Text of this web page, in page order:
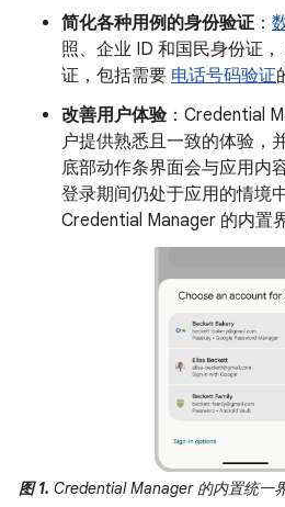
简化各种用例的身份验证：
照、企业 ID 和国民身份证
证，包括需要 电话号码验证
改善用户体验：Credential
户提供熟悉且一致的体验，
底部动作条界面会与应用内
登录期间仍处于应用的情境
Credential Manager 的内置
图 1. Credential Manager 的内置统一